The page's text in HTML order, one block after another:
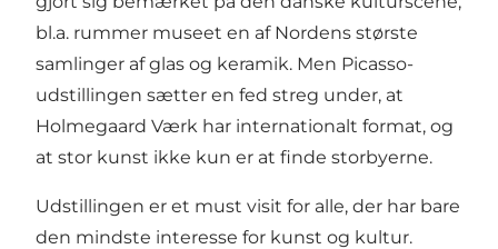
bl.a. rummer museet en af Nordens største
samlinger af glas og keramik. Men Picasso-
udstillingen sætter en fed streg under, at
Holmegaard Værk har internationalt format, og
at stor kunst ikke kun er at finde storbyerne.
Udstillingen er et must visit for alle, der har bare
den mindste interesse for kunst og kultur.